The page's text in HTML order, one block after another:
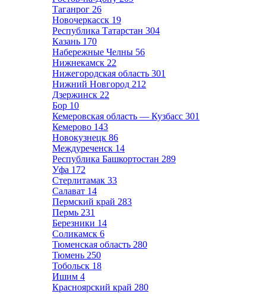
Таганрог 26
Новочеркасск 19
Республика Татарстан 304
Казань 170
Набережные Челны 56
Нижнекамск 22
Нижегородская область 301
Нижний Новгород 212
Дзержинск 22
Бор 10
Кемеровская область — Кузбасс 301
Кемерово 143
Новокузнецк 86
Междуреченск 14
Республика Башкортостан 289
Уфа 172
Стерлитамак 33
Салават 14
Пермский край 283
Пермь 231
Березники 14
Соликамск 6
Тюменская область 280
Тюмень 250
Тобольск 18
Ишим 4
Красноярский край 280